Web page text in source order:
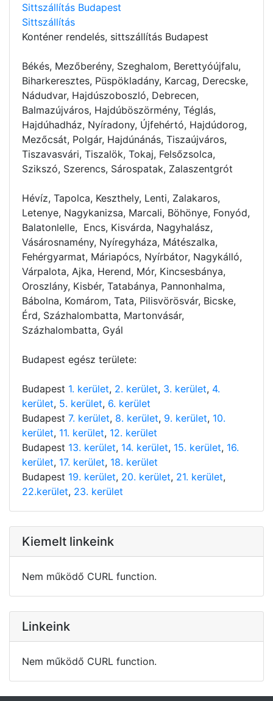
Sittszállítás Budapest
Sittszállítás
Konténer rendelés, sittszállítás Budapest
Békés, Mezőberény, Szeghalom, Berettyóújfalu,
Biharkeresztes, Püspökladány, Karcag, Derecske,
Nádudvar, Hajdúszoboszló, Debrecen,
Balmazújváros, Hajdúböszörmény, Téglás,
Hajdúhadház, Nyíradony, Újfehértó, Hajdúdorog,
Mezőcsát, Polgár, Hajdúnánás, Tiszaújváros,
Tiszavasvári, Tiszalök, Tokaj, Felsőzsolca,
Szikszó, Szerencs, Sárospatak, Zalaszentgrót
Hévíz, Tapolca, Keszthely, Lenti, Zalakaros,
Letenye, Nagykanizsa, Marcali, Böhönye, Fonyód,
Balatonlelle, Encs, Kisvárda, Nagyhalász,
Vásárosnamény, Nyíregyháza, Mátészalka,
Fehérgyarmat, Máriapócs, Nyírbátor, Nagykálló,
Várpalota, Ajka, Herend, Mór, Kincsesbánya,
Oroszlány, Kisbér, Tatabánya, Pannonhalma,
Bábolna, Komárom, Tata, Pilisvörösvár, Bicske,
Érd, Százhalombatta, Martonvásár,
Százhalombatta, Gyál
Budapest egész területe:
Budapest 1. kerület, 2. kerület, 3. kerület, 4.
kerület, 5. kerület, 6. kerület
Budapest 7. kerület, 8. kerület, 9. kerület, 10.
kerület, 11. kerület, 12. kerület
Budapest 13. kerület, 14. kerület, 15. kerület, 16.
kerület, 17. kerület, 18. kerület
Budapest 19. kerület, 20. kerület, 21. kerület,
22.kerület, 23. kerület
Kiemelt linkeink
Nem működő CURL function.
Linkeink
Nem működő CURL function.